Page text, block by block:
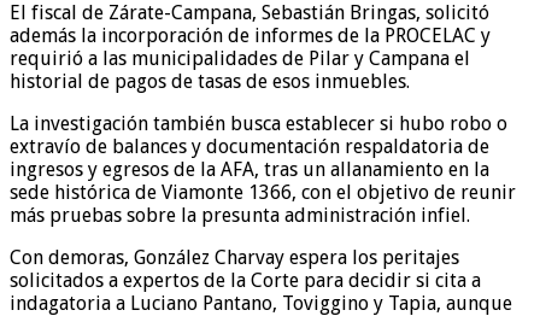
El fiscal de Zárate-Campana, Sebastián Bringas, solicitó
además la incorporación de informes de la PROCELAC y
requirió a las municipalidades de Pilar y Campana el
historial de pagos de tasas de esos inmuebles.
La investigación también busca establecer si hubo robo o
extravío de balances y documentación respaldatoria de
ingresos y egresos de la AFA, tras un allanamiento en la
sede histórica de Viamonte 1366, con el objetivo de reunir
más pruebas sobre la presunta administración infiel.
Con demoras, González Charvay espera los peritajes
solicitados a expertos de la Corte para decidir si cita a
indagatoria a Luciano Pantano, Toviggino y Tapia, aunque